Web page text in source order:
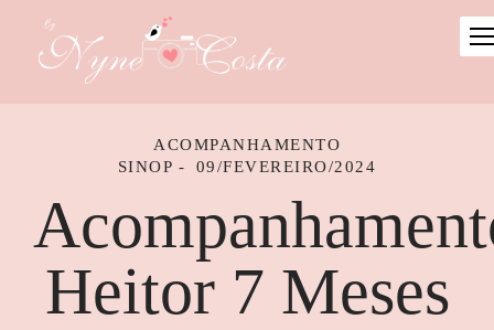
ACOMPANHAMENTO
SINOP
09/FEVEREIRO/2024
Heitor 7 Meses